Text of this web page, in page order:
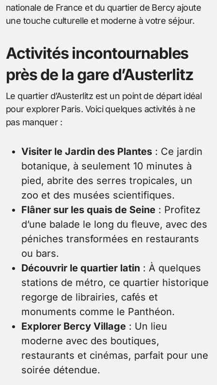
nationale de France et du quartier de Bercy ajoute
une touche culturelle et moderne à votre séjour.
Activités incontournables
près de la gare d’Austerlitz
Le quartier d’Austerlitz est un point de départ idéal
pour explorer Paris. Voici quelques activités à ne
pas manquer :
Visiter le Jardin des Plantes : Ce jardin
botanique, à seulement 10 minutes à
pied, abrite des serres tropicales, un
zoo et des musées scientifiques.
Flâner sur les quais de Seine : Profitez
d’une balade le long du fleuve, avec des
péniches transformées en restaurants
ou bars.
Découvrir le quartier latin : À quelques
stations de métro, ce quartier historique
regorge de librairies, cafés et
monuments comme le Panthéon.
Explorer Bercy Village : Un lieu
moderne avec des boutiques,
restaurants et cinémas, parfait pour une
soirée détendue.